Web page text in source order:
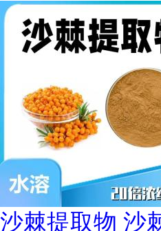
沙棘提取物 沙